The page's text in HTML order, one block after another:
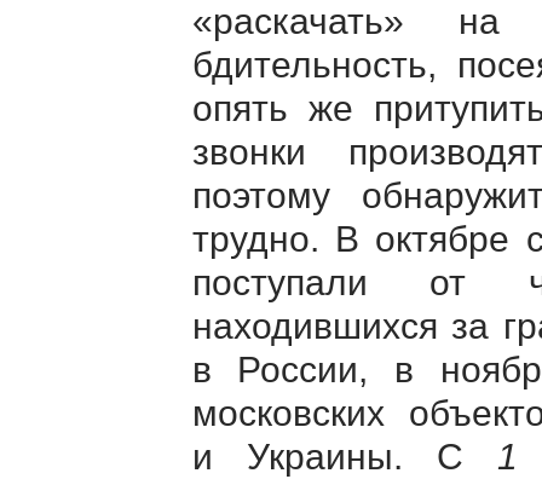
«раскачать» на
бдительность,
опять же
звонки
поэтому
трудно. В октябре
поступали от
находившихся за
в России, в
московских
и Украины. С 1